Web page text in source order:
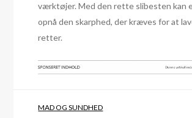
værktøjer. Med den rette slibesten kan
opnå den skarphed, der kræves for at
retter.
MAD OG SUNDHED